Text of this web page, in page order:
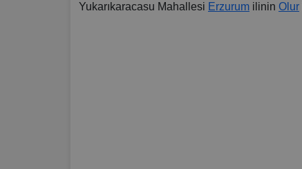
Yukarıkaracasu Mahallesi Erzurum ilinin Olur